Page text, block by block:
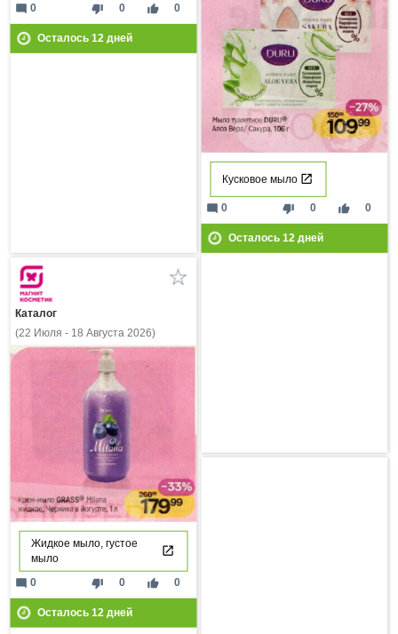
thumb_down 0 thumb_up 0
mode_comment 0
Осталось 12 дней
Кусковое мыло
thumb_down 0 thumb_up 0
mode_comment 0
Осталось 12дней
Каталог
(22 Июля - 18 Августа 2026)
Жидкое мыло, густое
мыло
thumb_down 0 thumb_up 0
mode_comment 0
Осталось 12дней